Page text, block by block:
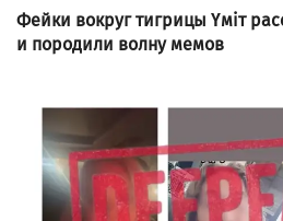
Фейки вокруг тигрицы Үміт
и породили волну мемов